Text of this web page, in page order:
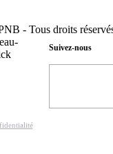
- Tous droits
Suivez-nous